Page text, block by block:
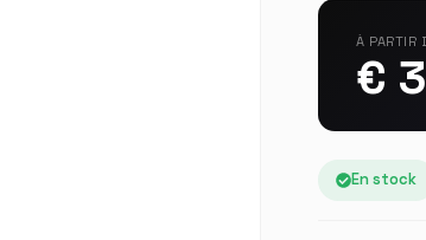
À PARTIR
€
En stock